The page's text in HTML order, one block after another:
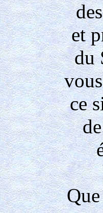
et
du
ce